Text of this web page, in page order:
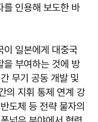
를 인용해 보도한 바
이 일본에게 대중국
을 부여하는 것에 방
무기 공동 개발 및
의 지휘 통제 연계 강
도체 등 전략 물자의